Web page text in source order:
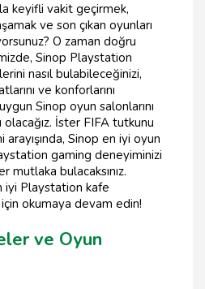
keyifli vakit geçirmek,
ve son çıkan oyunları
O zaman doğru
Sinop Playstation
nasıl bulabileceğinizi,
ve konforlarını
Sinop oyun salonlarını
olacağız. İster FIFA tutkunu
Sinop en iyi oyun
gaming deneyiminizi
mutlaka bulacaksınız.
iyi Playstation kafe
okumaya devam edin!
ve Oyun